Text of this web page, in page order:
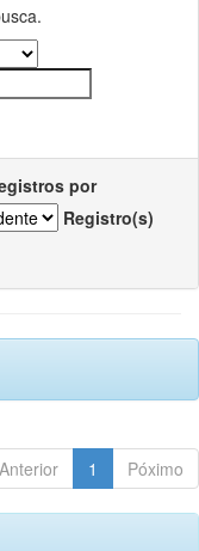
por
Registro(s)
Anterior 1 Póximo